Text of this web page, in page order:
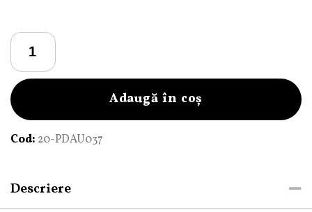
Cantitate
Brățară
Pardo
realizată
cu
șnur
bile
Adaugă în coș
Cod: 20-PDAU037
Descriere